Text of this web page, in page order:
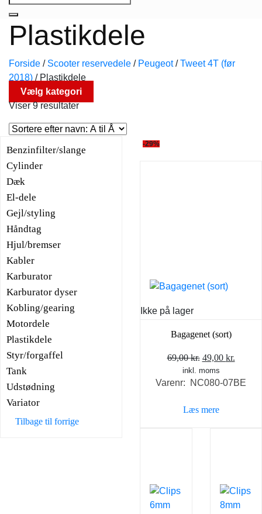
efter:
Plastikdele
Forside / Scooter reservedele / Peugeot / Tweet 4T (før
2018) /Plastikdele
Vælg kategori
Viser 9 resultater
Benzinfilter/slange
Cylinder
Dæk
El-dele
Gejl/styling
Håndtag
Hjul/bremser
Kabler
Karburator
Karburator dyser
Kobling/gearing
Motordele
Plastikdele
Styr/forgaffel
Tank
Udstødning
Variator
Tilbage til forrige
-29%
Ikke på lager
Bagagenet (sort)
69,00kr. Den
oprindelige
pris
69,00 kr..
49,00 kr.
pris
inkl. moms
Varenr: NC080-07BE
Læs mere